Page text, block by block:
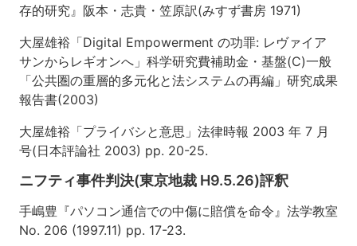
と
の
変
第
13
回〜
14
回
ソ
フ
ト
存的研究』阪本・志貴・笠原訳(みすず書房 1971)
大屋雄裕「Digital Empowerment の功罪: レヴァイア
サンからレギオンへ」科学研究費補助金・基盤(C)一般
「公共圏の重層的多元化と法システムの再編」研究成果
報告書(2003)
大屋雄裕「プライバシと意思」法律時報 2003 年 7 月
号(日本評論社 2003) pp. 20-25.
ニフティ事件判決(東京地裁 H9.5.26)評釈
手嶋豊『パソコン通信での中傷に賠償を命令』法学教室
No. 206 (1997.11) pp. 17-23.